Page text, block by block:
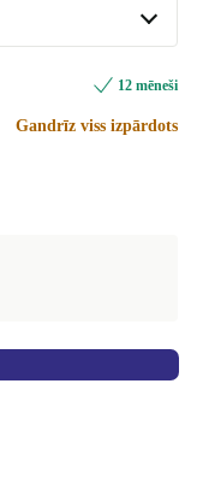
12 mēneši
Gandrīz viss izpārdots